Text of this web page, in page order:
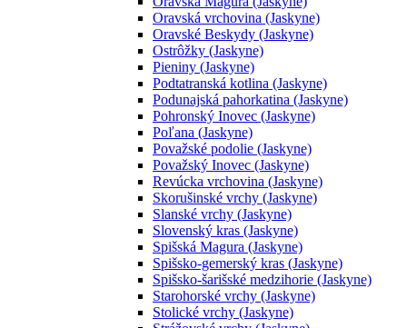
Oravská vrchovina (Jaskyne)
Oravské Beskydy (Jaskyne)
Ostrôžky (Jaskyne)
Pieniny (Jaskyne)
Podtatranská kotlina (Jaskyne)
Podunajská pahorkatina (Jaskyne)
Pohronský Inovec (Jaskyne)
Poľana (Jaskyne)
Považské podolie (Jaskyne)
Považský Inovec (Jaskyne)
Revúcka vrchovina (Jaskyne)
Skorušinské vrchy (Jaskyne)
Slanské vrchy (Jaskyne)
Slovenský kras (Jaskyne)
Spišská Magura (Jaskyne)
Spišsko-gemerský kras (Jaskyne)
Spišsko-šarišské medzihorie (Jaskyne)
Starohorské vrchy (Jaskyne)
Stolické vrchy (Jaskyne)